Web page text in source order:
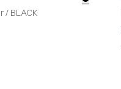
/ BLACK